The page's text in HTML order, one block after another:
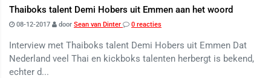
Thaiboks talent Demi Hobers uit Emmen aan het woord
08-12-2017 door Sean van Dinter 0 reacties
Interview met Thaiboks talent Demi Hobers uit Emmen Dat
Nederland veel Thai en kickboks talenten herbergt is bekend,
echter d...